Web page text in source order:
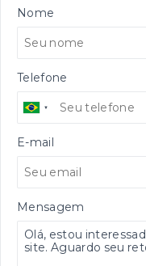
Nome
Telefone
E-mail
Mensagem